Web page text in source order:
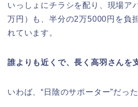
いっしょにチラシを配り、現場ア
万円）も、半分の2万5000円を負
れています。
誰よりも近くで、長く高羽さんを
いわば、“日陰のサポーター”だった